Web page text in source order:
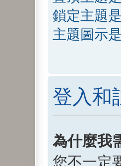
鎖定主題
主題圖示
登入和
為什麼我
您不一定